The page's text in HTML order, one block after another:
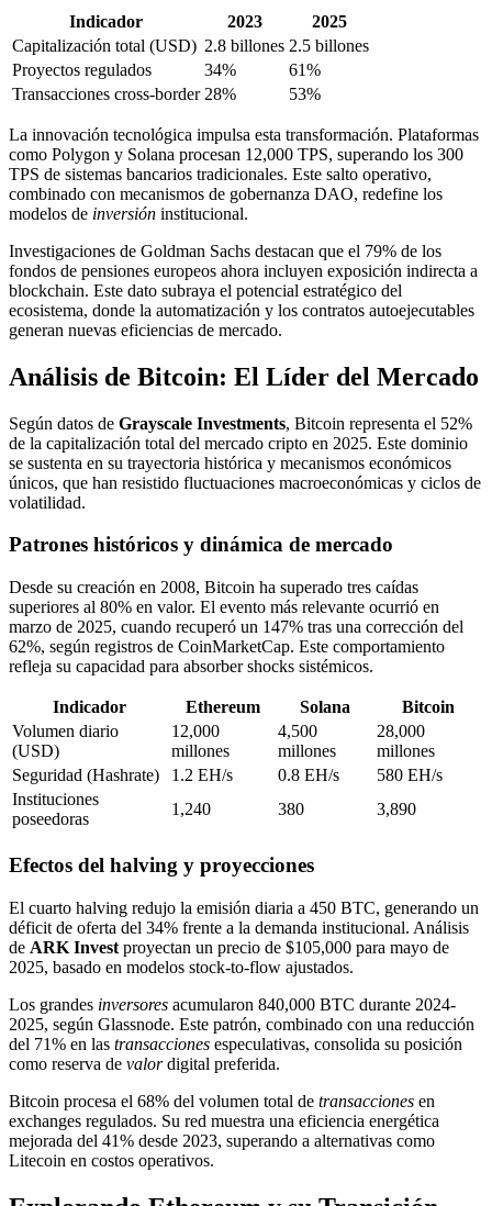
Indicador 2023
2025
Capitalización total (USD) 2.8 billones 2.5 billones
Proyectos regulados
34%
61%
Transacciones cross-border 28% 53%
La innovación tecnológica impulsa esta transformación. Plataformas
como Polygon y Solana procesan 12,000 TPS, superando los 300
TPS de sistemas bancarios tradicionales. Este salto operativo,
combinado con mecanismos de gobernanza DAO, redefine los
modelos de inversión institucional.
Investigaciones de Goldman Sachs destacan que el 79% de los
fondos de pensiones europeos ahora incluyen exposición indirecta a
blockchain. Este dato subraya el potencial estratégico del
ecosistema, donde la automatización y los contratos autoejecutables
generan nuevas eficiencias de mercado.
Análisis de Bitcoin: El Líder del Mercado
Según datos de Grayscale Investments, Bitcoin representa el 52%
de la capitalización total del mercado cripto en 2025. Este dominio
se sustenta en su trayectoria histórica y mecanismos económicos
únicos, que han resistido fluctuaciones macroeconómicas y ciclos de
volatilidad.
Patrones históricos y dinámica de mercado
Desde su creación en 2008, Bitcoin ha superado tres caídas
superiores al 80% en valor. El evento más relevante ocurrió en
marzo de 2025, cuando recuperó un 147% tras una corrección del
62%, según registros de CoinMarketCap. Este comportamiento
refleja su capacidad para absorber shocks sistémicos.
Indicador Ethereum Solana
Bitcoin
Volumen diario
(USD)
12,000
millones
4,500
millones
28,000
millones
Seguridad (Hashrate)
1.2 EH/s 0.8 EH/s
580 EH/s
Instituciones
poseedoras
1,240 380 3,890
Efectos del halving y proyecciones
El cuarto halving redujo la emisión diaria a 450 BTC, generando un
déficit de oferta del 34% frente a la demanda institucional. Análisis
de ARK Invest proyectan un precio de $105,000 para mayo de
2025, basado en modelos stock-to-flow ajustados.
Los grandes inversores acumularon 840,000 BTC durante 2024-
2025, según Glassnode. Este patrón, combinado con una reducción
del 71% en las transacciones especulativas, consolida su posición
como reserva de valordigital preferida.
Bitcoin procesa el 68% del volumen total de transacciones en
exchanges regulados. Su red muestra una eficiencia energética
mejorada del 41% desde 2023, superando a alternativas como
Litecoin en costos operativos.